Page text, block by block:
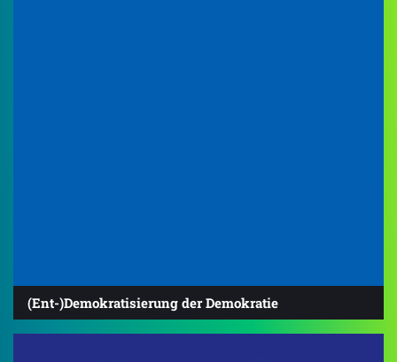
(Ent-)Demokratisierung der Demokratie